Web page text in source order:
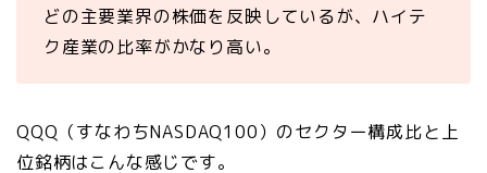
どの主要業界の株価を反映しているが、ハイテ
ク産業の比率がかなり高い。
QQQ（すなわちNASDAQ100）のセクター構成比と上
位銘柄はこんな感じです。